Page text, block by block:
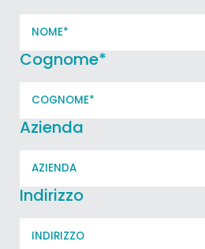
Cognome*
Azienda
Indirizzo